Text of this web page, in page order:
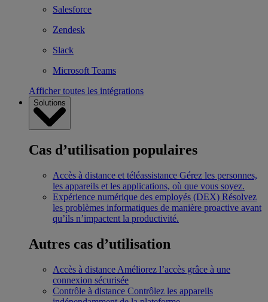
Salesforce
Zendesk
Slack
Microsoft Teams
Afficher toutes les intégrations
Solutions
Cas d’utilisation populaires
Accès à distance et téléassistance Gérez les personnes,
les appareils et les applications, où que vous soyez.
Expérience numérique des employés (DEX) Résolvez
les problèmes informatiques de manière proactive avant
qu’ils n’impactent la productivité.
Autres cas d’utilisation
Accès à distance Améliorez l’accès grâce à une
connexion sécurisée
Contrôle à distance Contrôlez les appareils